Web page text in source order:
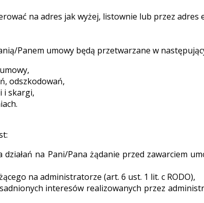
na adres jak wyżej, listownie lub przez adres
Panem umowy będą przetwarzane w
odszkodowań,
i skargi,
na Pani/Pana żądanie przed zawarciem
na administratorze (art. 6 ust. 1 lit. c RODO),
interesów realizowanych przez